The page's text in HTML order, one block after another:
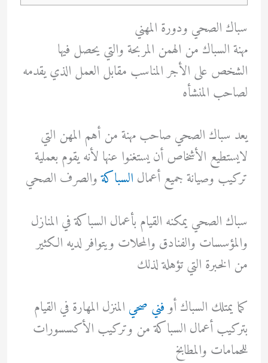
سباك الصحي ودورة المهني
مهنة السباك من الهمن المربحة والتي يحصل فيها
الشخص على الأجر المناسب مقابل العمل الذي يقدمه
لصاحب المنشأه
يعد سباك الصحي صاحب مهنة من أهم المهن التي
لايستطيع الأشخاص أن يستغنوا عنها لأنه يقوم بعملية
تركيب وصيانة جميع أعمال السباكةوالصرف الصحي
سباك الصحي يمكنه القيام بأعمال السباكة في المنازل
والمؤسسات والفنادق والمحلات ويتوافر لديه الكثير
من الخبرة التي تؤهلة لذلك
كما يمتلك السباك أوفني صحي المنزل المهارة في القيام
بتركيب أعمال السباكة من وتركيب الأكسسورات
للحمامات والمطابخ